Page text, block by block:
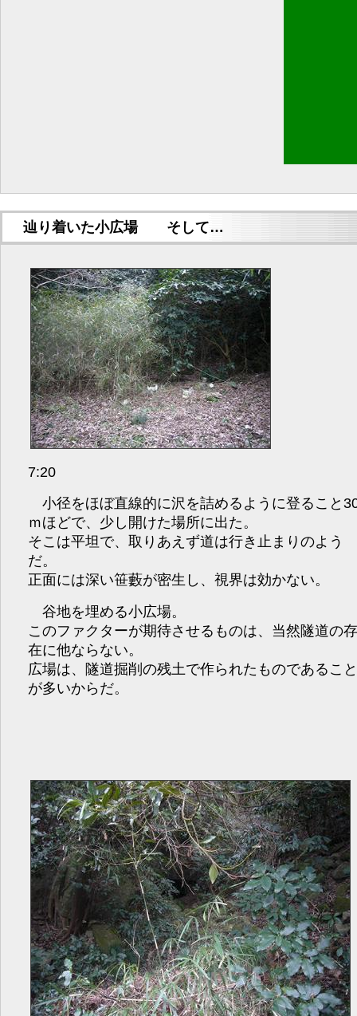
辿り着いた小広場 そして…
7:20
小径をほぼ直線的に沢を詰めるように登ること
ｍほどで、少し開けた場所に出た。
そこは平坦で、取りあえず道は行き止まりのよう
だ。
正面には深い笹藪が密生し、視界は効かない。
谷地を埋める小広場。
このファクターが期待させるものは、当然隧道の
在に他ならない。
広場は、隧道掘削の残土で作られたものであるこ
が多いからだ。